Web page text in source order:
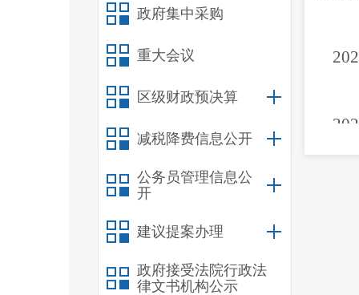
政府集中采购
重大会议
区级财政预决算
减税降费信息公开
公务员管理信息公
开
建议提案办理
政府接受法院行政法
律文书机构公示
202
202